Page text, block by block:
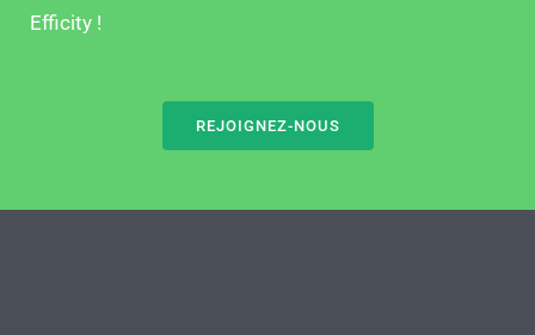
Efficity !
REJOIGNEZ-NOUS